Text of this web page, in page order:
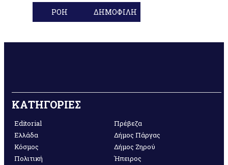
ΡΟΗ ΔΗΜΟΦΙΛΗ
ΚΑΤΗΓΟΡΙΕΣ
Editorial
Ελλάδα
Κόσμος
Πολιτική
Πρέβεζα
Δήμος Πάργας
Δήμος Ζηρού
Ήπειρος